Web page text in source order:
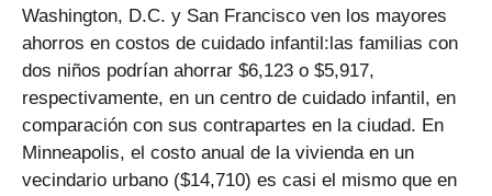
Washington, D.C. y San Francisco ven los mayores
ahorros en costos de cuidado infantil:las familias con
dos niños podrían ahorrar $6,123 o $5,917,
respectivamente, en un centro de cuidado infantil, en
comparación con sus contrapartes en la ciudad. En
Minneapolis, el costo anual de la vivienda en un
vecindario urbano ($14,710) es casi el mismo que en